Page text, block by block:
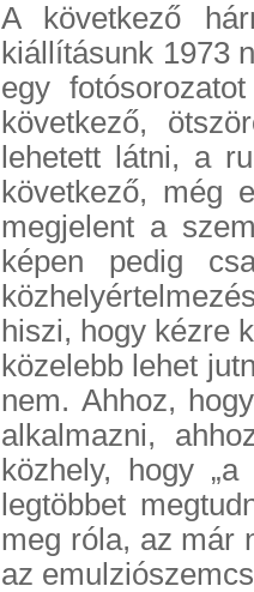
A következő
kiállításunk 1973
egy
következő,
lehetett látni, a
következő, még
megjelent a
képen pedig
hiszi, hogy kézre
közelebb lehet
nem. Ahhoz,
alkalmazni,
közhely, hogy
legtöbbet
meg róla, az már
az